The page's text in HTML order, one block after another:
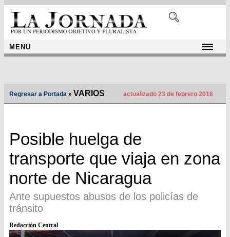
MENU
Regresar a Portada » VARIOS actualizado 23 de febrero 2016
Posible huelga de
transporte que viaja en zona
norte de Nicaragua
Ante supuestos abusos de los policías de
tránsito
Redacción Central